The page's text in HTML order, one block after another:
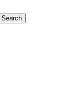
Search